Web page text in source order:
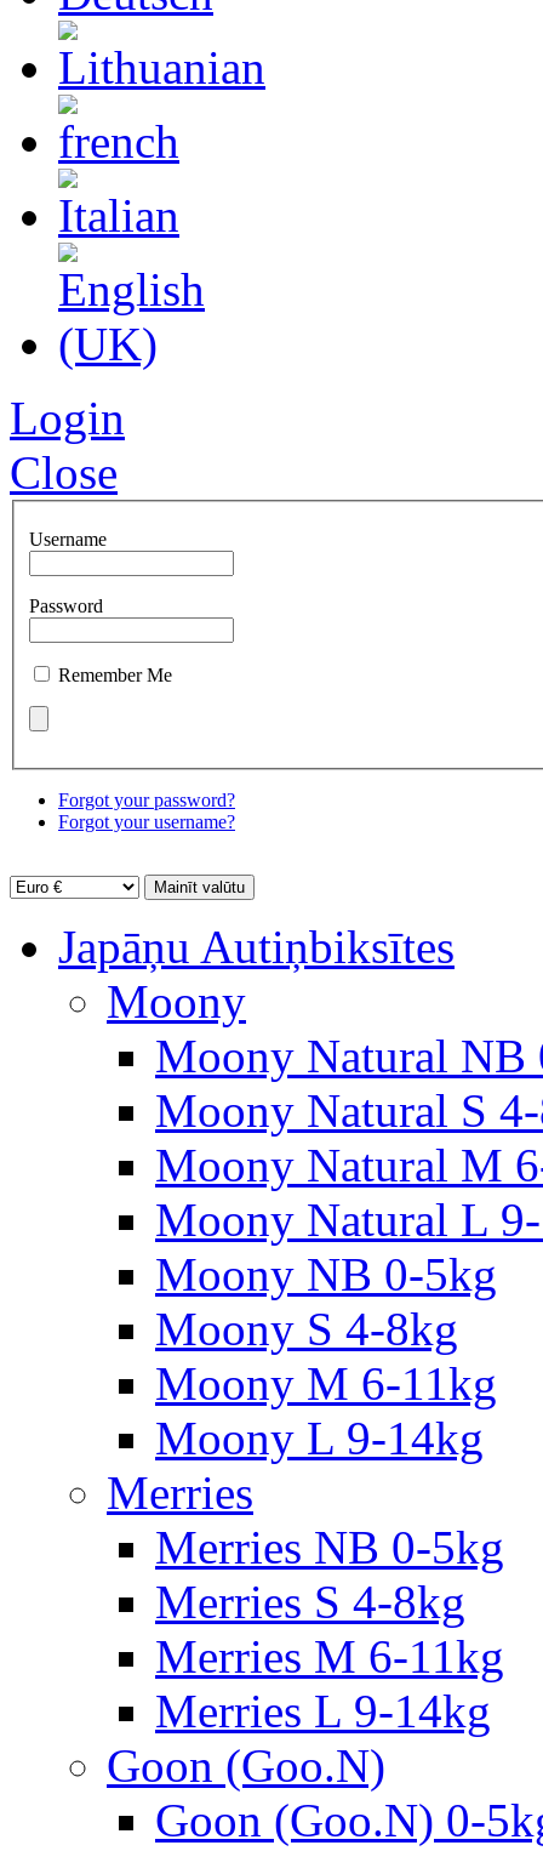
Login
Close
Username
Password
Remember Me
Forgot your password?
Forgot your username?
Japāņu Autiņbiksītes
Moony
Moony Natural NB
Moony Natural S
Moony Natural M
Moony Natural L
Moony NB 0-5kg
Moony S 4-8kg
Moony M 6-11kg
Moony L 9-14kg
Merries
Merries NB 0-5kg
Merries S 4-8kg
Merries M 6-11kg
Merries L 9-14kg
Goon (Goo.N)
Goon (Goo.N) 0-